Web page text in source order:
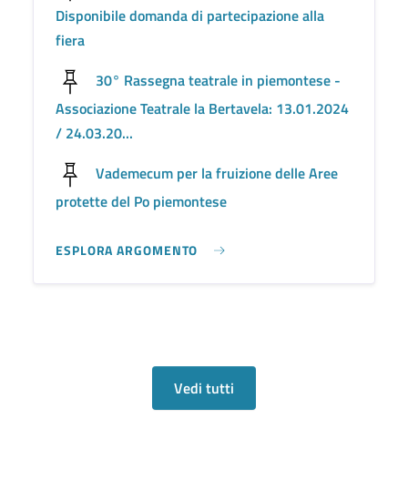
Disponibile domanda di partecipazione alla
fiera
30° Rassegna teatrale in piemontese -
Associazione Teatrale la Bertavela: 13.01.2024
/ 24.03.20...
Vademecum per la fruizione delle Aree
protette del Po piemontese
ESPLORA ARGOMENTO
Vedi tutti